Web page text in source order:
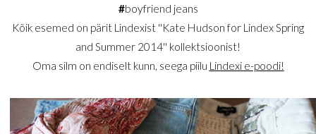
#boyfriend jeans
Kõik esemed on pärit Lindexist ''Kate Hudson for Lindex Spring
and Summer 2014'' kollektsioonist!
Oma silm on endiselt kunn, seega piilu Lindexi e-poodi!